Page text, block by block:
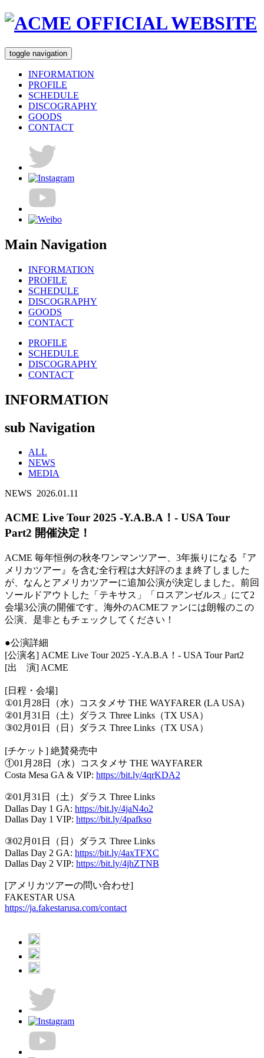
toggle navigation
INFORMATION
PROFILE
SCHEDULE
DISCOGRAPHY
GOODS
CONTACT
Main Navigation
INFORMATION
PROFILE
SCHEDULE
DISCOGRAPHY
GOODS
CONTACT
PROFILE
SCHEDULE
DISCOGRAPHY
CONTACT
INFORMATION
sub Navigation
ALL
NEWS
MEDIA
NEWS 2026.01.11
ACME Live Tour 2025 -Y.A.B.A！- USA Tour
Part2 開催決定！
ACME 毎年恒例の秋冬ワンマンツアー、3年振りになる『ア
メリカツアー』を含む全行程は大好評のまま終了しました
が、なんとアメリカツアーに追加公演が決定しました。前回
ソールドアウトした「テキサス」「ロスアンゼルス」にて2
会場3公演の開催です。海外のACMEファンには朗報のこの
公演、是非ともチェックしてください！
●公演詳細
[公演名] ACME Live Tour 2025 -Y.A.B.A！- USA Tour Part2
[出 演] ACME
[日程・会場]
①01月28日（水）コスタメサ THE WAYFARER (LA USA)
②01月31日（土）ダラス Three Links（TX USA）
③02月01日（日）ダラス Three Links（TX USA）
[チケット] 絶賛発売中
①01月28日（水）コスタメサ THE WAYFARER
Costa Mesa GA & VIP: https://bit.ly/4qrKDA2
②01月31日（土）ダラス Three Links
Dallas Day 1 GA: https://bit.ly/4jaN4o2
Dallas Day 1 VIP: https://bit.ly/4pafkso
③02月01日（日）ダラス Three Links
Dallas Day 2 GA: https://bit.ly/4axTFXC
Dallas Day 2 VIP: https://bit.ly/4jhZTNB
[アメリカツアーの問い合わせ]
FAKESTAR USA
https://ja.fakestarusa.com/contact